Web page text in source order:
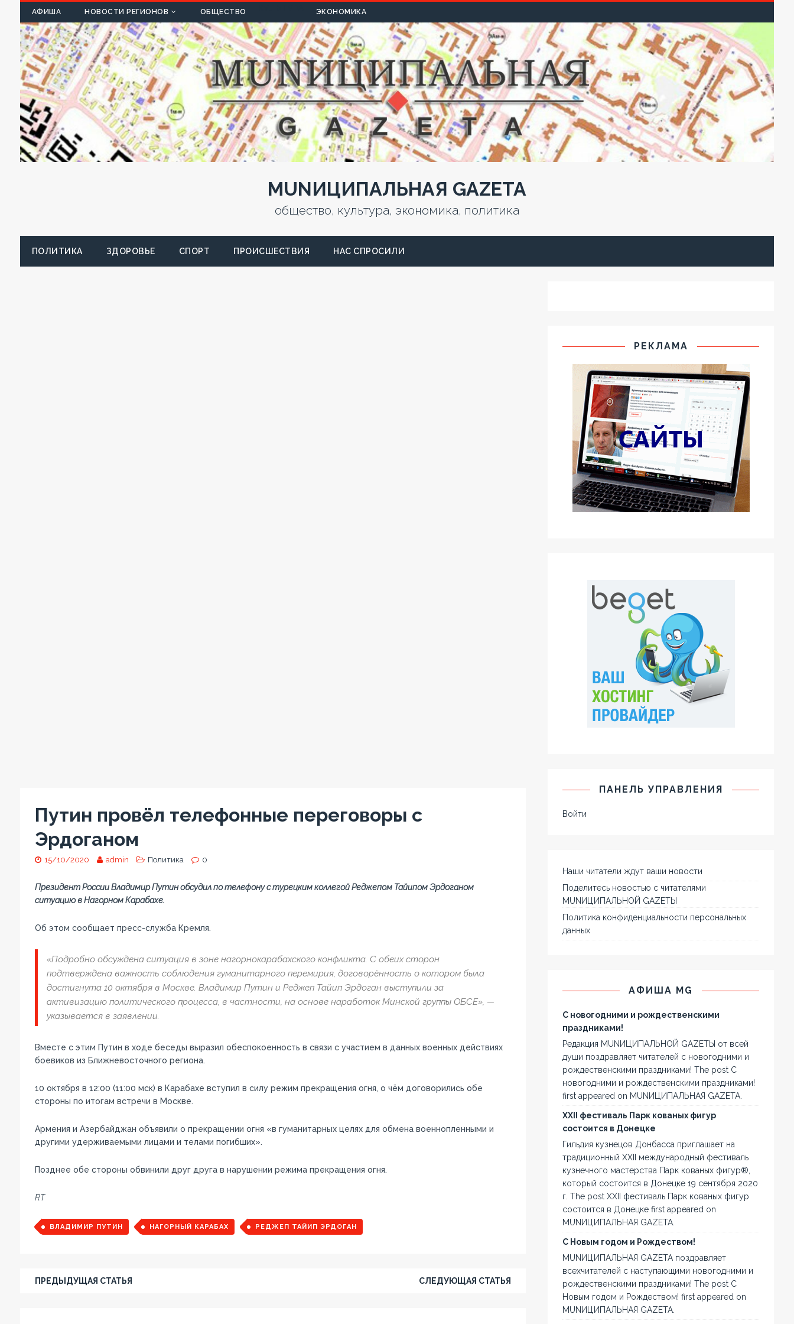
АФИША НОВОСТИ РЕГИОНОВ ОБЩЕСТВО ЭКОНОМИКА
MUNИЦИПАЛЬНАЯ GAZЕТА
общество, культура, экономика, политика
ПОЛИТИКА ЗДОРОВЬЕ СПОРТ ПРОИСШЕСТВИЯ НАС СПРОСИЛИ
Путин провёл телефонные переговоры с
Эрдоганом
15/10/2020 admin Политика 0
Президент России Владимир Путин обсудил по телефону с турецким коллегой Реджепом Тайипом Эрдоганом
ситуацию в Нагорном Карабахе.
Об этом сообщает пресс-служба Кремля.
«Подробно обсуждена ситуация в зоне нагорнокарабахского конфликта. С обеих сторон
подтверждена важность соблюдения гуманитарного перемирия, договорённость о котором была
достигнута 10 октября в Москве. Владимир Путин и Реджеп Тайип Эрдоган выступили за
активизацию политического процесса, в частности, на основе наработок Минской группы ОБСЕ», —
указывается в заявлении.
Вместе с этим Путин в ходе беседы выразил обеспокоенность в связи с участием в данных военных действиях
боевиков из Ближневосточного региона.
10 октября в 12:00 (11:00 мск) в Карабахе вступил в силу режим прекращения огня, о чём договорились обе
стороны по итогам встречи в Москве.
Армения и Азербайджан объявили о прекращении огня «в гуманитарных целях для обмена военнопленными и
другими удерживаемыми лицами и телами погибших».
Позднее обе стороны обвинили друг друга в нарушении режима прекращения огня.
RT
ВЛАДИМИР ПУТИН НАГОРНЫЙ КАРАБАХ РЕДЖЕП ТАЙИП ЭРДОГАН
ПРЕДЫДУЩАЯ СТАТЬЯ СЛЕДУЮЩАЯ СТАТЬЯ
РЕКЛАМА
ПАНЕЛЬ УПРАВЛЕНИЯ
Войти
Наши читатели ждут ваши новости
Поделитесь новостью с читателями
MUNИЦИПАЛЬНОЙ GAZЕТЫ
Политика конфиденциальности персональных
данных
АФИША MG
С новогодними и рождественскими
праздниками!
Редакция MUNИЦИПАЛЬНОЙ GAZЕТЫ от всей
души поздравляет читателей с новогодними и
рождественскими праздниками! The post С
новогодними и рождественскими праздниками!
first appeared on MUNИЦИПАЛЬНАЯ GAZЕТА.
XXII фестиваль Парк кованых фигур
состоится в Донецке
Гильдия кузнецов Донбасса приглашает на
традиционный XXII международный фестиваль
кузнечного мастерства Парк кованых фигур®,
который состоится в Донецке 19 сентября 2020
г. The post XXII фестиваль Парк кованых фигур
состоится в Донецке first appeared on
MUNИЦИПАЛЬНАЯ GAZЕТА.
С Новым годом и Рождеством!
MUNИЦИПАЛЬНАЯ GAZЕТА поздравляет
всехчитателей с наступающими новогодними и
рождественскими праздниками! The post С
Новым годом и Рождеством! first appeared on
MUNИЦИПАЛЬНАЯ GAZЕТА.